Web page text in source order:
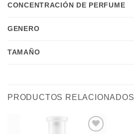
CONCENTRACIÓN DE PERFUME
GENERO
TAMAÑO
PRODUCTOS RELACIONADOS